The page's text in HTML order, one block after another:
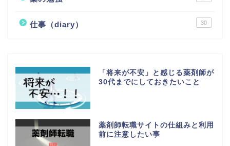
仕事（diary） 30
「将来が不安」と感じる薬剤師が
30代までにしておきたいこと
薬剤師転職サイトの仕組みと利用
前に注意したい事